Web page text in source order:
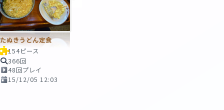
たぬきうどん定食
154ピース
366回
48回プレイ
15/12/05 12:03